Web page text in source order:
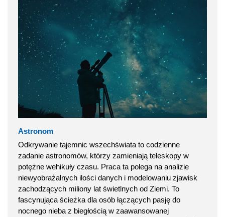
Astronom
Odkrywanie tajemnic wszechświata to codzienne
zadanie astronomów, którzy zamieniają teleskopy w
potężne wehikuły czasu. Praca ta polega na analizie
niewyobrażalnych ilości danych i modelowaniu zjawisk
zachodzących miliony lat świetlnych od Ziemi. To
fascynująca ścieżka dla osób łączących pasję do
nocnego nieba z biegłością w zaawansowanej